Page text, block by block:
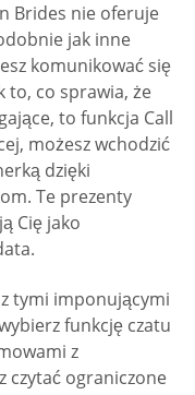
Brides nie oferuje
jak inne
komunikować się
to, co sprawia, że
to funkcja Call
możesz wchodzić
dzięki
Te prezenty
Cię jako
tymi imponującymi
funkcję czatu
z
czytać ograniczone